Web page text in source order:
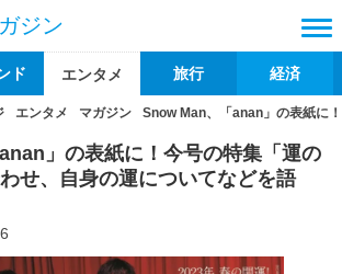
ジン
ド エンタメ 旅行 経済
エンタメ マガジン Snow Man、「anan」の表紙に
」の表紙に！今号の特集「運の
せ、自身の運についてなどを語